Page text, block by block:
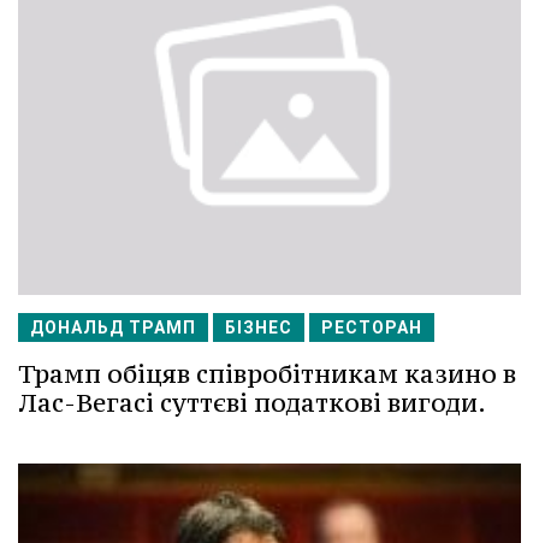
ДОНАЛЬД ТРАМП БІЗНЕС РЕСТОРАН
Трамп обіцяв співробітникам казино в
Лас-Вегасі суттєві податкові вигоди.